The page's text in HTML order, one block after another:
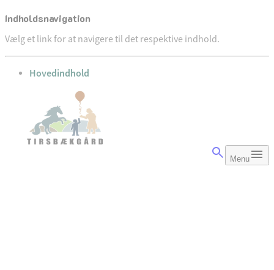
Indholdsnavigation
Vælg et link for at navigere til det respektive indhold.
gå til
Hovedindhold
Menu